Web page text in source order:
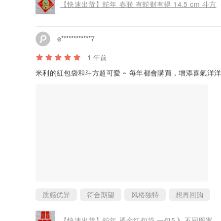
【快速出货】蛇年 春联 有蛇财有得 14.5 cm 斗方
e************7
1 年前
米利的紅包袋和斗方超可愛 ~ 每年都會購買，增添喜氣洋
质感优异 符合期望 风格独特 想再回购